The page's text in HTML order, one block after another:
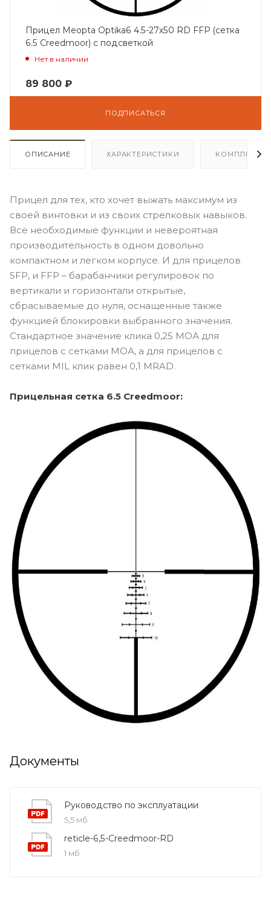
Прицел Meopta Optika6 4.5-27x50 RD FFP (сетка
6.5 Creedmoor) с подсветкой
Нет в наличии
89 800 ₽
ПОДПИСАТЬСЯ
ОПИСАНИЕ ХАРАКТЕРИСТИКИ
Прицел для тех, кто хочет выжать максимум из
своей винтовки и из своих стрелковых навыков.
Все необходимые функции и невероятная
производительность в одном довольно
компактном и легком корпусе. И для прицелов
SFP, и FFP – барабанчики регулировок по
вертикали и горизонтали открытые,
сбрасываемые до нуля, оснащенные также
функцией блокировки выбранного значения.
Стандартное значение клика 0,25 МОА для
прицелов с сетками МОА, а для прицелов с
сетками MIL клик равен 0,1 MRAD.
Прицельная сетка 6.5 Creedmoor:
Документы
Руководство по эксплуатации
5,5 мб
reticle-6,5-Creedmoor-RD
1 мб